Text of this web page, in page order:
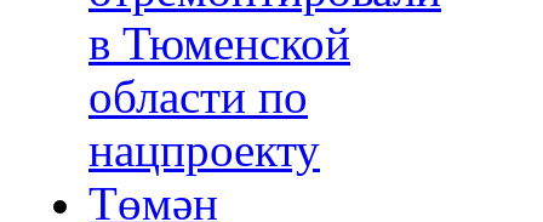
в Тюменской
области по
нацпроекту
Төмән